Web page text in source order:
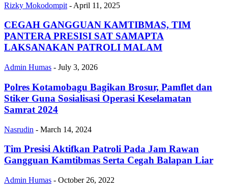
Rizky Mokodompit - April 11, 2025
CEGAH GANGGUAN KAMTIBMAS, TIM
PANTERA PRESISI SAT SAMAPTA
LAKSANAKAN PATROLI MALAM
Admin Humas - July 3, 2026
Polres Kotamobagu Bagikan Brosur, Pamflet dan
Stiker Guna Sosialisasi Operasi Keselamatan
Samrat 2024
Nasrudin - March 14, 2024
Tim Presisi Aktifkan Patroli Pada Jam Rawan
Gangguan Kamtibmas Serta Cegah Balapan Liar
Admin Humas - October 26, 2022